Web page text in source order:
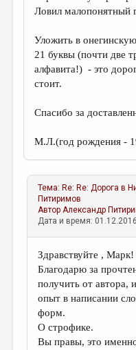
Ловил малопонятный
Уложить в
21 буквы (почти две
алфавита!) - это
стоит.
Спасибо за
М.Л.(год рождения -
Тема: Re: Re: Дорога в
Питиримов
АвторАлександр
Дата и время:
Здравствуйте , Марк!
Благодарю за
получить от
опыт в написании
форм.
О строфике.
Вы правы, это